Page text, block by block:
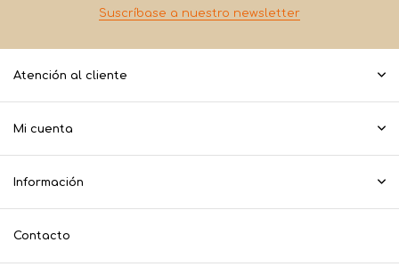
Suscríbase a nuestro newsletter
Atención al cliente
Mi cuenta
Información
Contacto